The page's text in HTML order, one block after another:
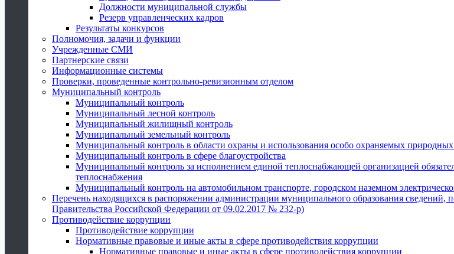
Должности муниципальной службы
Резерв управленческих кадров
Результаты конкурсов
Полномочия, задачи и функции
Учрежденные СМИ
Партнерские связи
Информационные системы
Проверки, проведенные контрольно-ревизионным отделом
Муниципальный контроль
Муниципальный контроль
Муниципальный лесной контроль
Муниципальный жилищный контроль
Муниципальный земельный контроль
Муниципальный контроль в области охраны и использования особо охраняемых
Муниципальный контроль в сфере благоустройства
Муниципальный контроль за исполнением единой теплоснабжающей организацией
теплоснабжения
Муниципальный контроль на автомобильном транспорте, городском наземном
Перечень находящихся в распоряжении администрации муниципального образования
Правительства Российской Федерации от 09.02.2017 № 232-р)
Противодействие коррупции
Противодействие коррупции
Нормативные правовые и иные акты в сфере противодействия коррупции
Нормативные правовые и иные акты в сфере противодействия коррупции